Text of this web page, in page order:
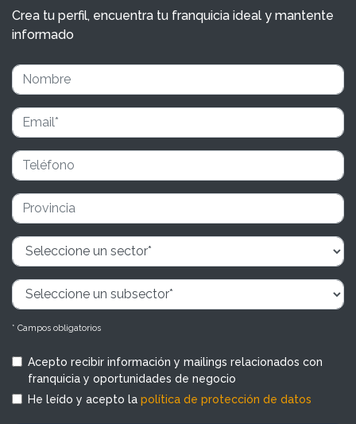
Crea tu perfil, encuentra tu franquicia ideal y mantente
informado
* Campos obligatorios
Acepto recibir información y mailings relacionados con
franquicia y oportunidades de negocio
He leído y acepto la política de protección de datos